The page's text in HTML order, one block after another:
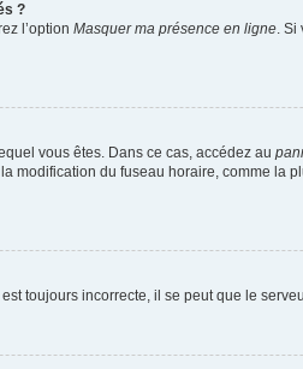
?
l’option Masquer ma présence en ligne. Si
vous êtes. Dans ce cas, accédez au
modification du fuseau horaire, comme la
toujours incorrecte, il se peut que le